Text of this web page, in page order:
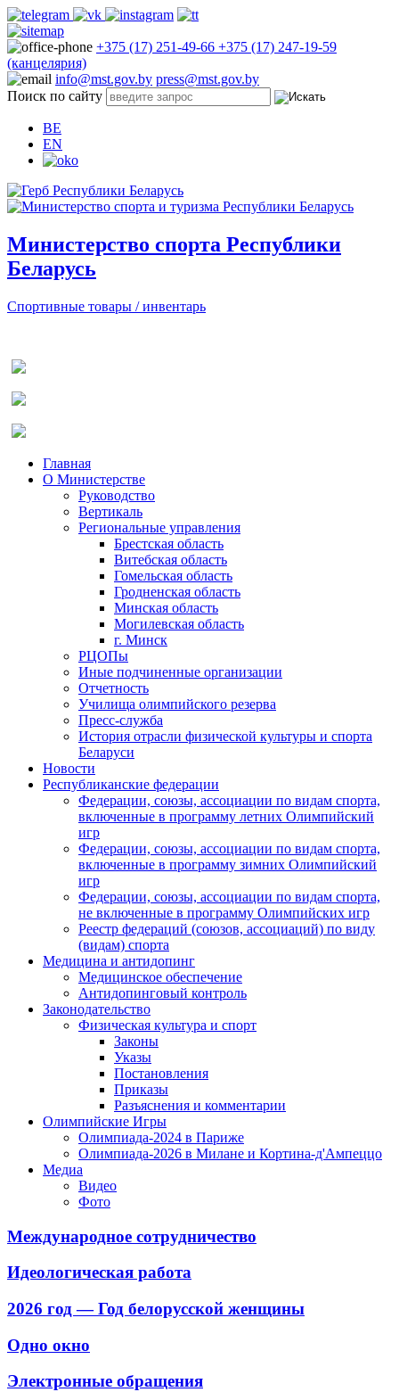
+375 (17) 251-49-66 +375 (17) 247-19-59
(канцелярия)
info@mst.gov.by press@mst.gov.by
Поиск по сайту
BE
EN
Министерство спорта Республики
Беларусь
Спортивные товары / инвентарь
Главная
О Министерстве
Руководство
Вертикаль
Региональные управления
Брестская область
Витебская область
Гомельская область
Гродненская область
Минская область
Могилевская область
г. Минск
РЦОПы
Иные подчиненные организации
Отчетность
Училища олимпийского резерва
Пресс-служба
История отрасли физической культуры и спорта
Беларуси
Новости
Республиканские федерации
Федерации, союзы, ассоциации по видам спорта,
включенные в программу летних Олимпийский
игр
Федерации, союзы, ассоциации по видам спорта,
включенные в программу зимних Олимпийский
игр
Федерации, союзы, ассоциации по видам спорта,
не включенные в программу Олимпийских игр
Реестр федераций (союзов, ассоциаций) по виду
(видам) спорта
Медицина и антидопинг
Медицинское обеспечение
Антидопинговый контроль
Законодательство
Физическая культура и спорт
Законы
Указы
Постановления
Приказы
Разъяснения и комментарии
Олимпийские Игры
Олимпиада-2024 в Париже
Олимпиада-2026 в Милане и Кортина-д'Ампеццо
Медиа
Видео
Фото
Международное сотрудничество
Идеологическая работа
2026 год — Год белорусской женщины
Одно окно
Электронные обращения